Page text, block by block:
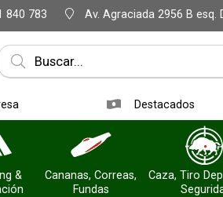
Compartir por email
840 783 Av. Agraciada 2956 B esq.
Destacados
&
Cananas, Correas,
Fundas
Caza, Tiro